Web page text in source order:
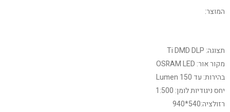
המוצר:
תצוגה: Ti DMD DLP
מקור אור: OSRAM LED
בהירות: עד 150 Lumen
יחס ניגודיות לומן: 1:500
רזולציה:540*940